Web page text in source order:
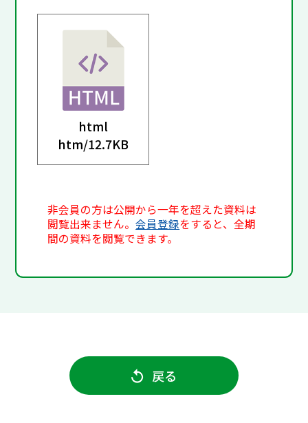
html
htm/12.7KB
非会員の方は公開から一年を超えた資料は
閲覧出来ません。会員登録をすると、全期
間の資料を閲覧できます。
戻る